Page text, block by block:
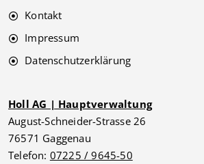
Kontakt
Impressum
Datenschutzerklärung
Holl AG | Hauptverwaltung
August-Schneider-Strasse 26
76571 Gaggenau
Telefon: 07225 / 9645-50